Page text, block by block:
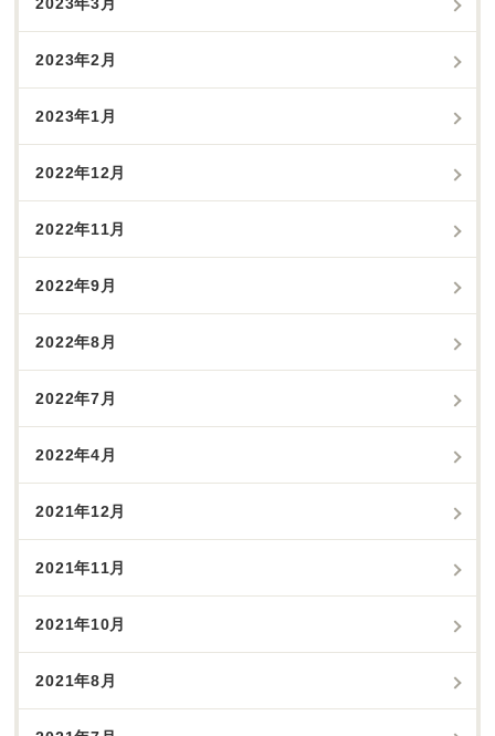
2023年3月
2023年2月
2023年1月
2022年12月
2022年11月
2022年9月
2022年8月
2022年7月
2022年4月
2021年12月
2021年11月
2021年10月
2021年8月